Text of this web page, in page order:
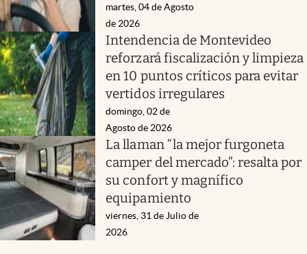
martes, 04 de Agosto
de 2026
Intendencia de Montevideo
reforzará fiscalización y limpieza
en 10 puntos críticos para evitar
vertidos irregulares
domingo, 02 de
Agosto de 2026
La llaman “la mejor furgoneta
camper del mercado”: resalta por
su confort y magnífico
equipamiento
viernes, 31 de Julio de
2026